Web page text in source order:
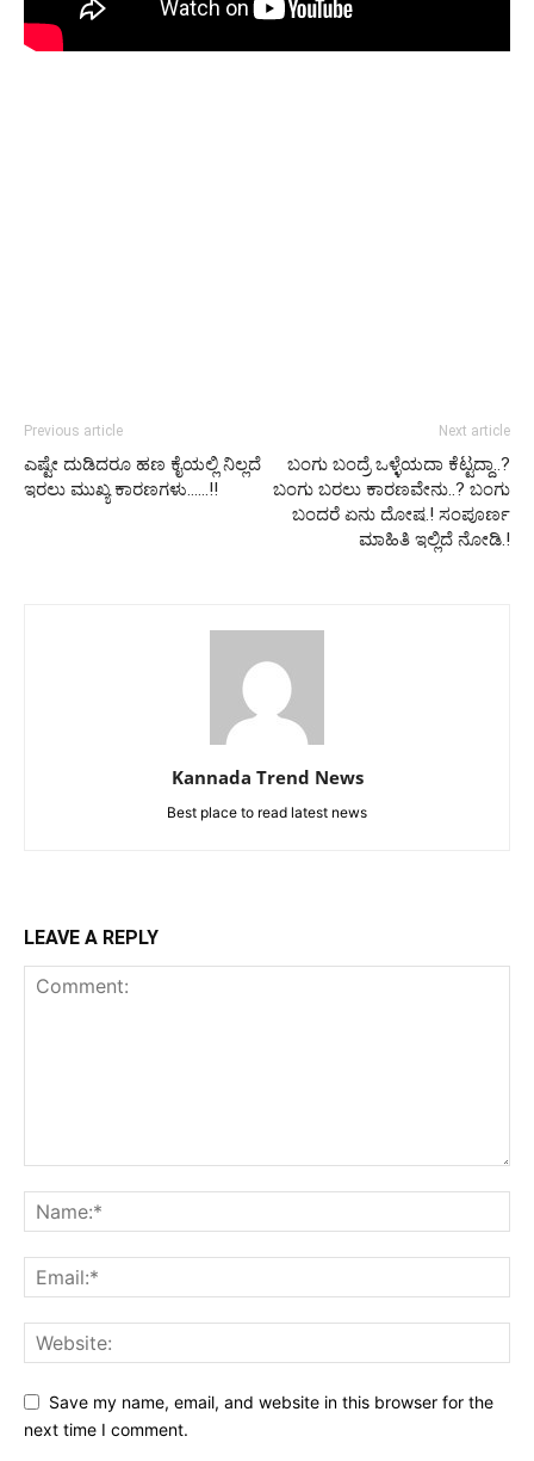
Previous article
ಎಷ್ಟೇ ದುಡಿದರೂ ಹಣ ಕೈಯಲ್ಲಿ ನಿಲ್ಲದೆ
ಇರಲು ಮುಖ್ಯ ಕಾರಣಗಳು……!!
Next article
ಬಂಗು ಬಂದ್ರೆ ಒಳ್ಳೆಯದಾ ಕೆಟ್ಟದ್ದಾ..?
ಬಂಗು ಬರಲು ಕಾರಣವೇನು..? ಬಂಗು
ಬಂದರೆ ಏನು ದೋಷ.! ಸಂಪೂರ್ಣ
ಮಾಹಿತಿ ಇಲ್ಲಿದೆ ನೋಡಿ.!
Kannada Trend News
Best place to read latest news
LEAVE A REPLY
Save my name, email, and website in this browser for the
next time I comment.